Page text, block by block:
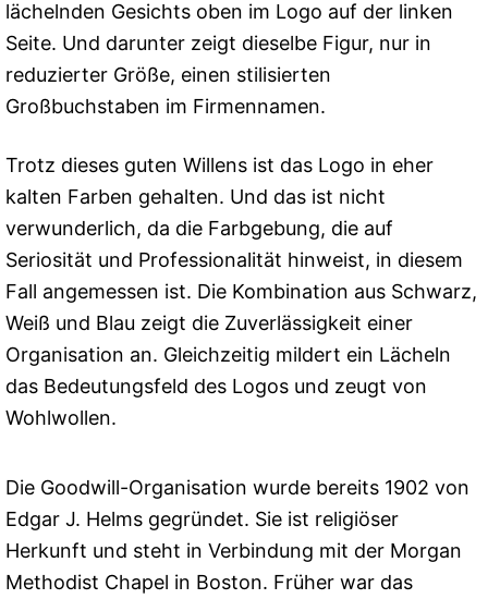
lächelnden Gesichts oben im Logo auf der linken
Seite. Und darunter zeigt dieselbe Figur, nur in
reduzierter Größe, einen stilisierten
Großbuchstaben im Firmennamen.
Trotz dieses guten Willens ist das Logo in eher
kalten Farben gehalten. Und das ist nicht
verwunderlich, da die Farbgebung, die auf
Seriosität und Professionalität hinweist, in diesem
Fall angemessen ist. Die Kombination aus Schwarz,
Weiß und Blau zeigt die Zuverlässigkeit einer
Organisation an. Gleichzeitig mildert ein Lächeln
das Bedeutungsfeld des Logos und zeugt von
Wohlwollen.
Die Goodwill-Organisation wurde bereits 1902 von
Edgar J. Helms gegründet. Sie ist religiöser
Herkunft und steht in Verbindung mit der Morgan
Methodist Chapel in Boston. Früher war das